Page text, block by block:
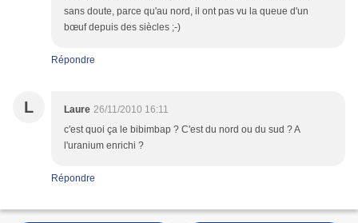
sans doute, parce qu'au nord, il ont pas vu la queue d'un
bœuf depuis des siècles ;-)
Répondre
L Laure 26/11/2010 16:11
c'est quoi ça le bibimbap ? C'est du nord ou du sud ? A
l'uranium enrichi ?
Répondre